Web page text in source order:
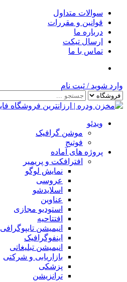
سوالات متداول
قوانین و مقررات
درباره ما
ارسال تیکت
تماس با ما
وارد شوید / ثبت نام
ویدئو
موشن گرافیک
فوتیج
پروژه های آماده
افترافکت و پریمیر
نمایش لوگو
عروسی
اسلایدشو
عناوین
استودیو مجازی
افتتاحیه
انیمیشن تایپوگرافی
اینفوگرافیک
انیمیشن تبلیغاتی
بازاریابی و شرکتی
پزشکی
ترانزیشن